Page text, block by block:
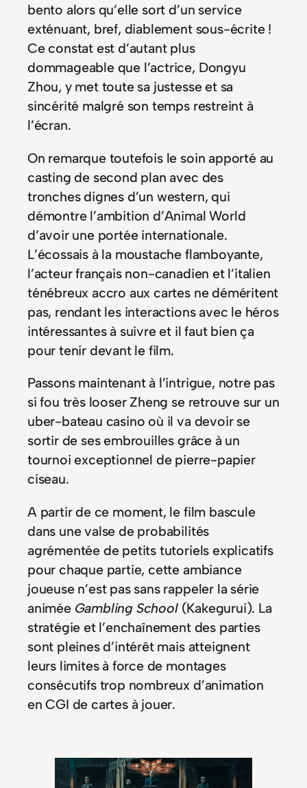
bento alors qu’elle sort d’un service
exténuant, bref, diablement sous-écrite !
Ce constat est d’autant plus
dommageable que l’actrice, Dongyu
Zhou, y met toute sa justesse et sa
sincérité malgré son temps restreint à
l’écran.
On remarque toutefois le soin apporté au
casting de second plan avec des
tronches dignes d’un western, qui
démontre l’ambition d’Animal World
d’avoir une portée internationale.
L’écossais à la moustache flamboyante,
l’acteur français non-canadien et l’italien
ténébreux accro aux cartes ne déméritent
pas, rendant les interactions avec le héros
intéressantes à suivre et il faut bien ça
pour tenir devant le film.
Passons maintenant à l’intrigue, notre pas
si fou très looser Zheng se retrouve sur un
uber-bateau casino où il va devoir se
sortir de ses embrouilles grâce à un
tournoi exceptionnel de pierre-papier
ciseau.
A partir de ce moment, le film bascule
dans une valse de probabilités
agrémentée de petits tutoriels explicatifs
pour chaque partie, cette ambiance
joueuse n’est pas sans rappeler la série
animée Gambling School(Kakegurui). La
stratégie et l’enchaînement des parties
sont pleines d’intérêt mais atteignent
leurs limites à force de montages
consécutifs trop nombreux d’animation
en CGI de cartes à jouer.